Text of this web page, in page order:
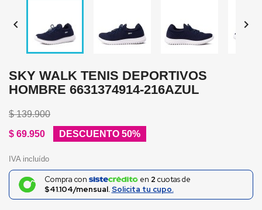
 
SKY WALK TENIS DEPORTIVOS
HOMBRE 6631374914-216AZUL
$ 139.900
$ 69.950
DESCUENTO 50%
IVA incluído
Compra con en 2 cuotas de
$41.104/mensual.Solicita tu cupo.